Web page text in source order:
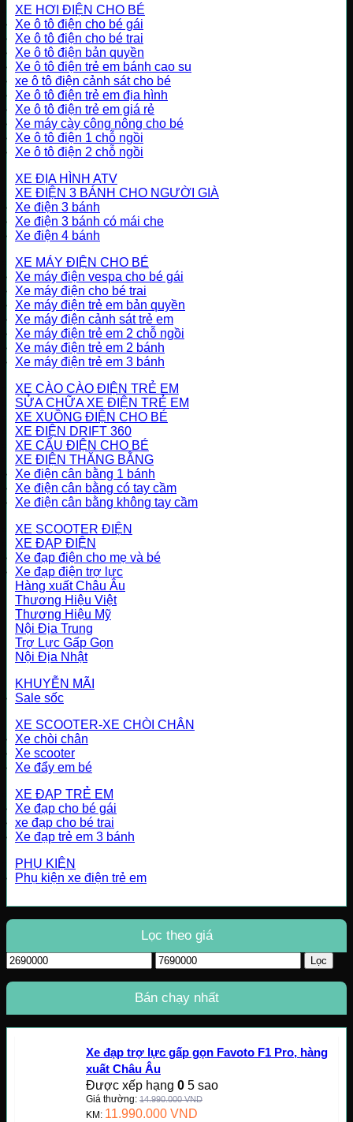
XE HƠI ĐIỆN CHO BÉ
Xe ô tô điện cho bé gái
Xe ô tô điện cho bé trai
Xe ô tô điện bản quyền
Xe ô tô điện trẻ em bánh cao su
xe ô tô điện cảnh sát cho bé
Xe ô tô điện trẻ em địa hình
Xe ô tô điện trẻ em giá rẻ
Xe máy cày công nông cho bé
Xe ô tô điện 1 chỗ ngồi
Xe ô tô điện 2 chỗ ngồi
XE ĐỊA HÌNH ATV
XE ĐIỆN 3 BÁNH CHO NGƯỜI GIÀ
Xe điện 3 bánh
Xe điện 3 bánh có mái che
Xe điện 4 bánh
XE MÁY ĐIỆN CHO BÉ
Xe máy điện vespa cho bé gái
Xe máy điện cho bé trai
Xe máy điện trẻ em bản quyền
Xe máy điện cảnh sát trẻ em
Xe máy điện trẻ em 2 chỗ ngồi
Xe máy điện trẻ em 2 bánh
Xe máy điện trẻ em 3 bánh
XE CÀO CÀO ĐIỆN TRẺ EM
SỬA CHỮA XE ĐIỆN TRẺ EM
XE XUỒNG ĐIỆN CHO BÉ
XE ĐIỆN DRIFT 360
XE CẨU ĐIỆN CHO BÉ
XE ĐIỆN THĂNG BẰNG
Xe điện cân bằng 1 bánh
Xe điện cân bằng có tay cầm
Xe điện cân bằng không tay cầm
XE SCOOTER ĐIỆN
XE ĐẠP ĐIỆN
Xe đạp điện cho mẹ và bé
Xe đạp điện trợ lực
Hàng xuất Châu Âu
Thương Hiệu Việt
Thương Hiệu Mỹ
Nội Địa Trung
Trợ Lực Gấp Gọn
Nội Địa Nhật
KHUYỄN MÃI
Sale sốc
XE SCOOTER-XE CHÒI CHÂN
Xe chòi chân
Xe scooter
Xe đẩy em bé
XE ĐẠP TRẺ EM
Xe đạp cho bé gái
xe đạp cho bé trai
Xe đạp trẻ em 3 bánh
PHỤ KIỆN
Phụ kiện xe điện trẻ em
Lọc theo giá
Giá
tối
thiểu
Giá
tối
Lọc
Bán chạy nhất
Xe đạp trợ lực gấp gọn Favoto F1 Pro, hàng
xuất Châu Âu
Được xếp hạng 0 5 sao
Giá thường: 14.990.000VND
KM: 11.990.000 VND